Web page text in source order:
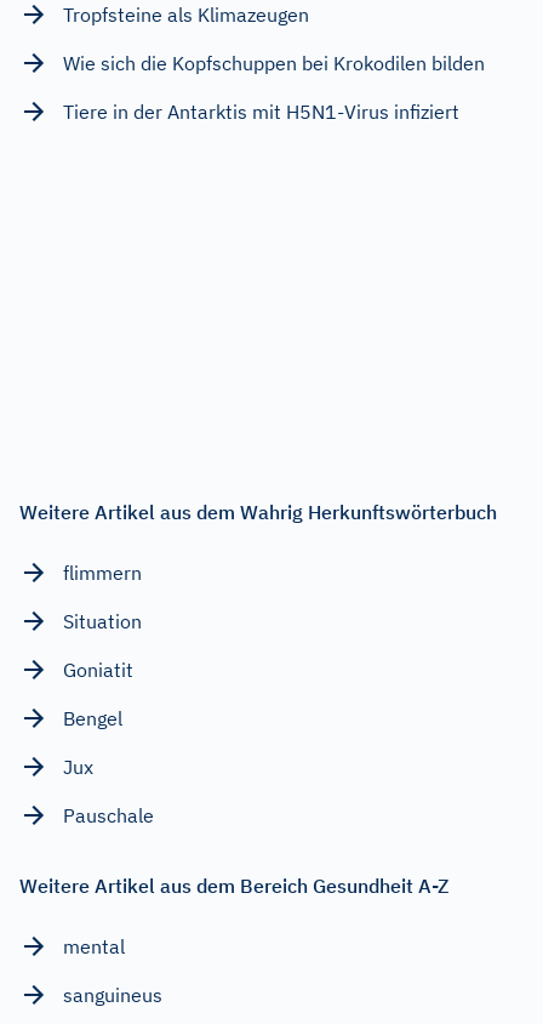
Tropfsteine als Klimazeugen
Wie sich die Kopfschuppen bei Krokodilen bilden
Tiere in der Antarktis mit H5N1-Virus infiziert
Weitere Artikel aus dem Wahrig Herkunftswörterbuch
flimmern
Situation
Goniatit
Bengel
Jux
Pauschale
Weitere Artikel aus dem Bereich Gesundheit A-Z
mental
sanguineus